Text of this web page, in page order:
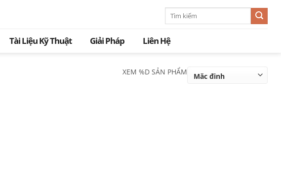
Tìm
Tài Liệu Kỹ Thuật Giải Pháp Liên Hệ
XEM %D SẢN PHẨM